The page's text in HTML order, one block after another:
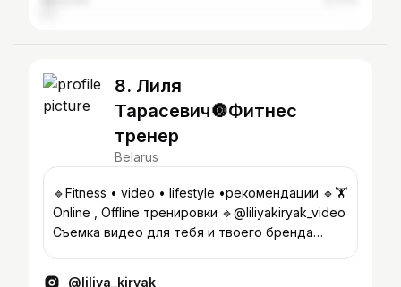
8. Лиля
Тарасевич🔘Фитнес
тренер
Belarus
🔹Fitness • video • lifestyle •рекомендации 🔹🏋
Online , Offline тренировки 🔹@liliyakiryak_video
Съемка видео для тебя и твоего бренда
@liliya_kiryak